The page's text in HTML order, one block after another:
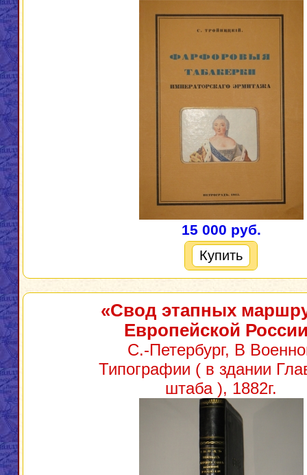
15 000 руб.
Купить
«Свод этапных
Европейской
С.-Петербург, В
Типографии ( в здании
штаба ), 1882г.